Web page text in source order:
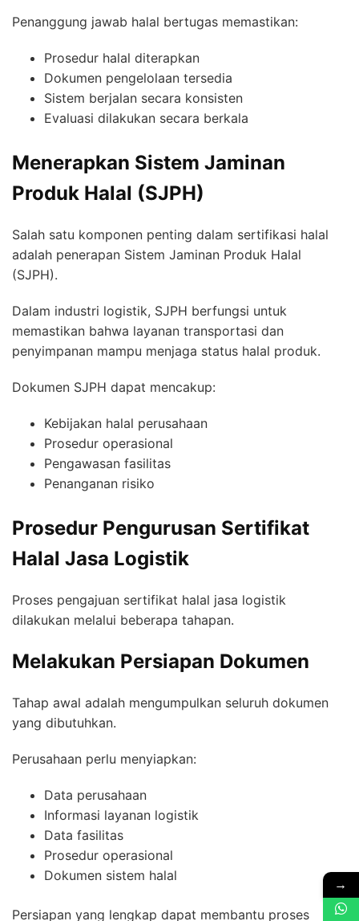
Penanggung jawab halal bertugas memastikan:
Prosedur halal diterapkan
Dokumen pengelolaan tersedia
Sistem berjalan secara konsisten
Evaluasi dilakukan secara berkala
Menerapkan Sistem Jaminan
Produk Halal (SJPH)
Salah satu komponen penting dalam sertifikasi halal
adalah penerapan Sistem Jaminan Produk Halal
(SJPH).
Dalam industri logistik, SJPH berfungsi untuk
memastikan bahwa layanan transportasi dan
penyimpanan mampu menjaga status halal produk.
Dokumen SJPH dapat mencakup:
Kebijakan halal perusahaan
Prosedur operasional
Pengawasan fasilitas
Penanganan risiko
Prosedur Pengurusan Sertifikat
Halal Jasa Logistik
Proses pengajuan sertifikat halal jasa logistik
dilakukan melalui beberapa tahapan.
Melakukan Persiapan Dokumen
Tahap awal adalah mengumpulkan seluruh dokumen
yang dibutuhkan.
Perusahaan perlu menyiapkan:
Data perusahaan
Informasi layanan logistik
Data fasilitas
Prosedur operasional
Dokumen sistem halal
Persiapan yang lengkap dapat membantu proses
→